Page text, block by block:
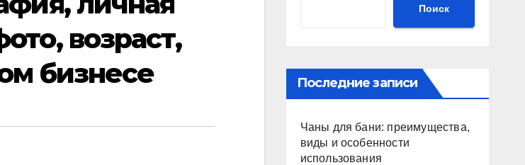
возраст,
бизнесе
Поиск
Последние записи
Чаны для бани: преимущества,
виды и особенности
использования